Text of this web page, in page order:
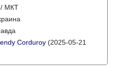
/ МКТ
Corduroy (2025-05-21